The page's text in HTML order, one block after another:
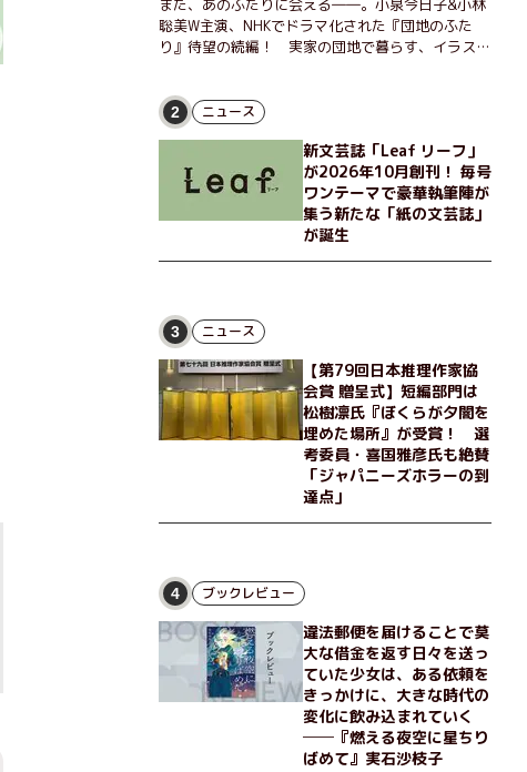
また、あのふたりに会える――。小泉今日子&小林
聡美W主演、NHKでドラマ化された『団地のふた
り』待望の続編！ 実家の団地で暮らす、イラスト
ょっとした贅沢を楽しんだり、近所のおばちゃんの
恋バナを聞いてあげたり、部屋でふたりだけの「台
湾映画祭」を催したり。50代独身、幼なじみの変
わらぬ友情とささやかな幸せの日々を描く。
2 ニュース
新文芸誌「Leaf リーフ」
が2026年10月創刊！ 毎号
ワンテーマで豪華執筆陣が
集う新たな「紙の文芸誌」
が誕生
3 ニュース
【第79回日本推理作家協
会賞 贈呈式】短編部門は
松樹凛氏『ぼくらが夕闇を
埋めた場所』が受賞！ 選
考委員・喜国雅彦氏も絶賛
「ジャパニーズホラーの到
達点」
4 ブックレビュー
違法郵便を届けることで莫
大な借金を返す日々を送っ
ていた少女は、ある依頼を
きっかけに、大きな時代の
変化に飲み込まれていく
──『燃える夜空に星ちり
ばめて』実石沙枝子